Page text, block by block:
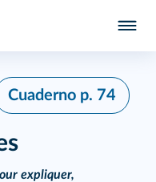
Cuaderno p. 74
expliquer,